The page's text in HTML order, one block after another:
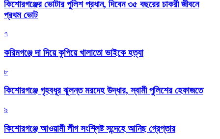
কিশোরগঞ্জের ভোটার পুলিশ প্রধান, দিবেন ৩৫ বছরের চাকরী জীবনে
প্রথম ভোট
৭
করিমগঞ্জে দা দিয়ে কুপিয়ে খালাতো ভাইকে হত্যা
৮
কিশোরগঞ্জে গৃহবধূর ঝুলন্ত মরদেহ উদ্ধার, স্বামী পুলিশের হেফাজতে
৯
কিশোরগঞ্জে আওয়ামী লীগ সংশ্লিষ্ট সন্দেহে আনিছ গ্রেপ্তার